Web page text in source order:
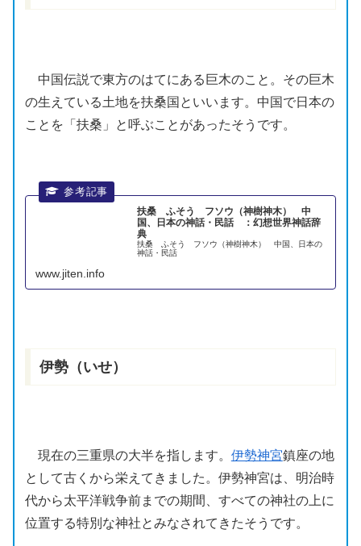
中国伝説で東方のはてにある巨木のこと。その巨木
の生えている土地を扶桑国といいます。中国で日本の
ことを「 扶桑 」と呼ぶことがあったそうです。
扶桑 ふそう フソウ（神樹神木） 中
国、日本の神話・民話 ：幻想世界神話辞
典
扶桑 ふそう フソウ（神樹神木） 中国、日本の
神話・民話
www.jiten.info
伊勢（いせ）
現在の三重県の大半を指します。 伊勢神宮鎮座の地
として古くから栄えてきました。 伊勢神宮は、明治時
代から太平洋戦争前までの期間、すべての神社の上に
位置する特別な神社とみなされてきたそうです。